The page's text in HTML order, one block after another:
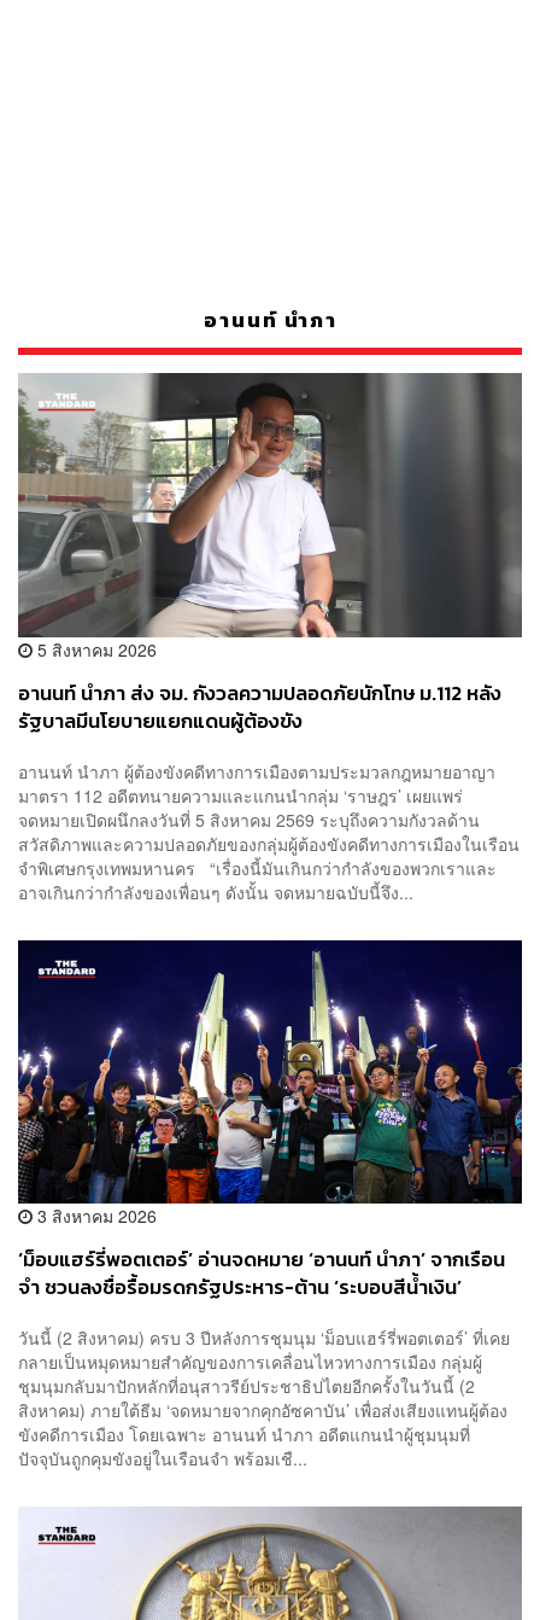
อานนท์ นำภา
5 สิงหาคม 2026
อานนท์ นำภา ส่ง จม. กังวลความปลอดภัยนักโทษ ม.112 หลัง
รัฐบาลมีนโยบายแยกแดนผู้ต้องขัง
อานนท์ นำภา ผู้ต้องขังคดีทางการเมืองตามประมวลกฎหมายอาญา
มาตรา 112 อดีตทนายความและแกนนำกลุ่ม ‘ราษฎร’ เผยแพร่
จดหมายเปิดผนึกลงวันที่ 5 สิงหาคม 2569 ระบุถึงความกังวลด้าน
สวัสดิภาพและความปลอดภัยของกลุ่มผู้ต้องขังคดีทางการเมืองในเรือน
จำพิเศษกรุงเทพมหานคร “เรื่องนี้มันเกินกว่ากำลังของพวกเราและ
อาจเกินกว่ากำลังของเพื่อนๆ ดังนั้น จดหมายฉบับนี้จึง...
3 สิงหาคม 2026
‘ม็อบแฮร์รี่พอตเตอร์’ อ่านจดหมาย ‘อานนท์ นำภา’ จากเรือน
จำ ชวนลงชื่อรื้อมรดกรัฐประหาร-ต้าน ‘ระบอบสีน้ำเงิน’
วันนี้ (2 สิงหาคม) ครบ 3 ปีหลังการชุมนุม ‘ม็อบแฮร์รี่พอตเตอร์’ ที่เคย
กลายเป็นหมุดหมายสำคัญของการเคลื่อนไหวทางการเมือง กลุ่มผู้
ชุมนุมกลับมาปักหลักที่อนุสาวรีย์ประชาธิปไตยอีกครั้งในวันนี้ (2
สิงหาคม) ภายใต้ธีม ‘จดหมายจากคุกอัซคาบัน’ เพื่อส่งเสียงแทนผู้ต้อง
ขังคดีการเมือง โดยเฉพาะ อานนท์ นำภา อดีตแกนนำผู้ชุมนุมที่
ปัจจุบันถูกคุมขังอยู่ในเรือนจำ พร้อมเชื...